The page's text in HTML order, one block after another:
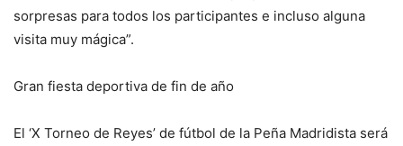
sorpresas para todos los participantes e incluso alguna
visita muy mágica”.
Gran fiesta deportiva de fin de año
El ‘X Torneo de Reyes’ de fútbol de la Peña Madridista será